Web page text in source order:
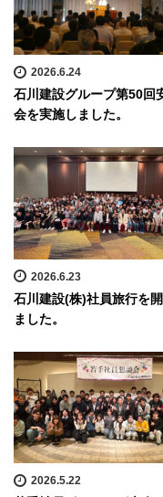
2026.6.24
石川建設グループ第50回
会を実施しました。
2026.6.23
石川建設(株)社員旅行を
ました。
2026.5.22